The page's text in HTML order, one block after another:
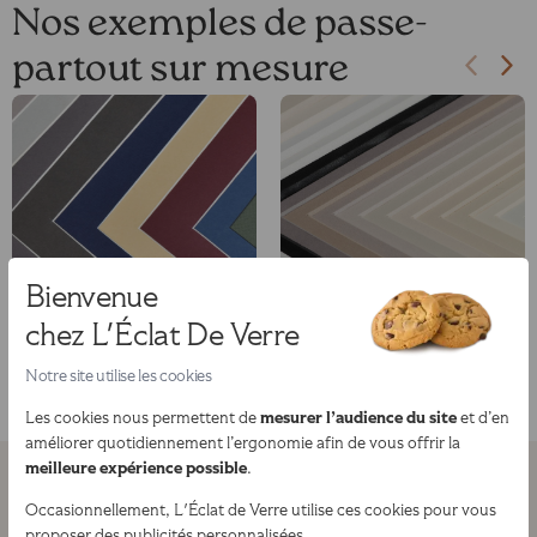
Bienvenue
chez L'Éclat De Verre
Notre site utilise les cookies
Les cookies nous permettent demesurer l’audience du siteet d’en
améliorer quotidiennement l’ergonomie afin de vous offrir la
meilleure expérience possible.
Occasionnellement, L'Éclat de Verre utilise ces cookies pour vous
Nos exemples de passe-
partout sur mesure